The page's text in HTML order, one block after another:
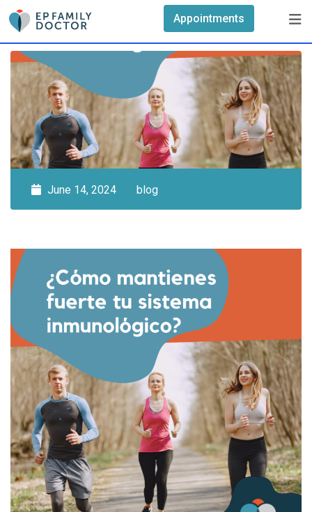
Skip
content
Appointments
June 14, 2024 blog